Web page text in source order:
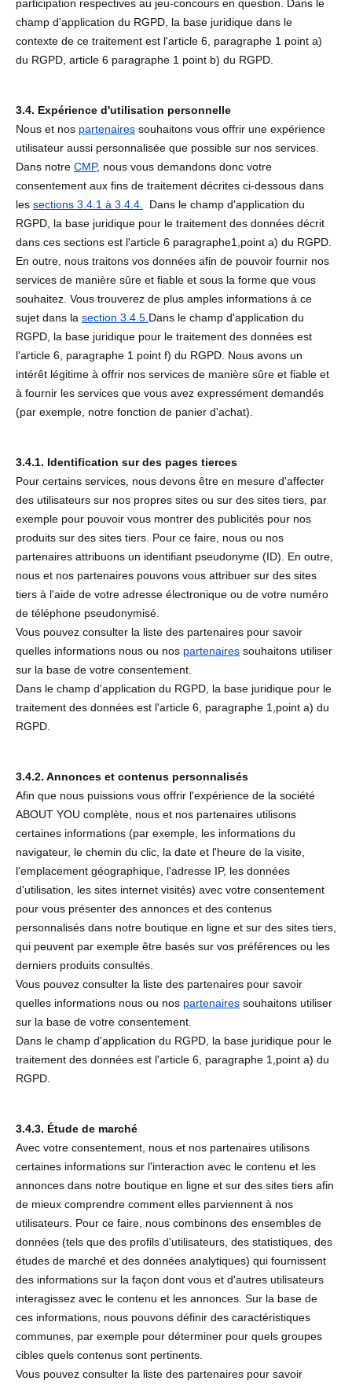
participation respectives au jeu-concours en question. Dans le
champ d'application du RGPD, la base juridique dans le
contexte de ce traitement est l'article 6, paragraphe 1 point a)
du RGPD, article 6 paragraphe 1 point b) du RGPD.
3.4. Expérience d'utilisation personnelle
Nous et nos partenaires souhaitons vous offrir une expérience
utilisateur aussi personnalisée que possible sur nos services.
Dans notre CMP, nous vous demandons donc votre
consentement aux fins de traitement décrites ci-dessous dans
les sections 3.4.1 à 3.4.4.
Dans le champ d'application du
RGPD, la base juridique pour le traitement des données décrit
dans ces sections est l'article 6 paragraphe1,point a) du RGPD.
En outre, nous traitons vos données afin de pouvoir fournir nos
services de manière sûre et fiable et sous la forme que vous
souhaitez. Vous trouverez de plus amples informations à ce
sujet dans la section 3.4.5. Dans le champ d'application du
RGPD, la base juridique pour le traitement des données est
l'article 6, paragraphe 1 point f) du RGPD. Nous avons un
intérêt légitime à offrir nos services de manière sûre et fiable et
à fournir les services que vous avez expressément demandés
(par exemple, notre fonction de panier d'achat).
3.4.1. Identification sur des pages tierces
Pour certains services, nous devons être en mesure d'affecter
des utilisateurs sur nos propres sites ou sur des sites tiers, par
exemple pour pouvoir vous montrer des publicités pour nos
produits sur des sites tiers. Pour ce faire, nous ou nos
partenaires attribuons un identifiant pseudonyme (ID). En outre,
nous et nos partenaires pouvons vous attribuer sur des sites
tiers à l'aide de votre adresse électronique ou de votre numéro
de téléphone pseudonymisé.
Vous pouvez consulter la liste des partenaires pour savoir
quelles informations nous ou nos partenaires souhaitons utiliser
sur la base de votre consentement.
Dans le champ d'application du RGPD, la base juridique pour le
traitement des données est l'article 6, paragraphe 1,point a) du
RGPD.
3.4.2. Annonces et contenus personnalisés
Afin que nous puissions vous offrir l'expérience de la société
ABOUT YOU complète, nous et nos partenaires utilisons
certaines informations (par exemple, les informations du
navigateur, le chemin du clic, la date et l'heure de la visite,
l'emplacement géographique, l'adresse IP, les données
d'utilisation, les sites internet visités) avec votre consentement
pour vous présenter des annonces et des contenus
personnalisés dans notre boutique en ligne et sur des sites tiers,
qui peuvent par exemple être basés sur vos préférences ou les
derniers produits consultés.
Vous pouvez consulter la liste des partenaires pour savoir
quelles informations nous ou nos partenaires souhaitons utiliser
sur la base de votre consentement.
Dans le champ d'application du RGPD, la base juridique pour le
traitement des données est l'article 6, paragraphe 1,point a) du
RGPD.
3.4.3. Étude de marché
Avec votre consentement, nous et nos partenaires utilisons
certaines informations sur l'interaction avec le contenu et les
annonces dans notre boutique en ligne et sur des sites tiers afin
de mieux comprendre comment elles parviennent à nos
utilisateurs. Pour ce faire, nous combinons des ensembles de
données (tels que des profils d'utilisateurs, des statistiques, des
études de marché et des données analytiques) qui fournissent
des informations sur la façon dont vous et d'autres utilisateurs
interagissez avec le contenu et les annonces. Sur la base de
ces informations, nous pouvons définir des caractéristiques
communes, par exemple pour déterminer pour quels groupes
cibles quels contenus sont pertinents.
Vous pouvez consulter la liste des partenaires pour savoir